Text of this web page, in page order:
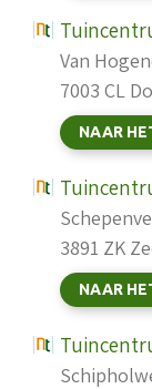
Van
7003 CL
NAAR
3891 ZK
NAAR